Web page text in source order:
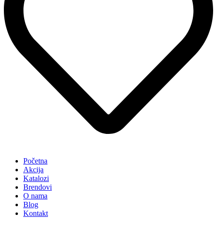
Početna
Akcija
Katalozi
Brendovi
O nama
Blog
Kontakt